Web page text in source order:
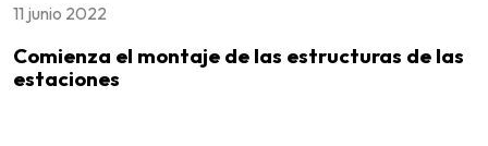
11 junio 2022
Comienza el montaje de las estructuras de las
estaciones